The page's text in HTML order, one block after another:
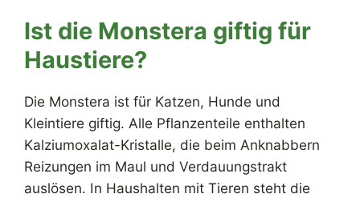
Ist die Monstera giftig für
Haustiere?
Die Monstera ist für Katzen, Hunde und
Kleintiere giftig. Alle Pflanzenteile enthalten
Kalziumoxalat-Kristalle, die beim Anknabbern
Reizungen im Maul und Verdauungstrakt
auslösen. In Haushalten mit Tieren steht die